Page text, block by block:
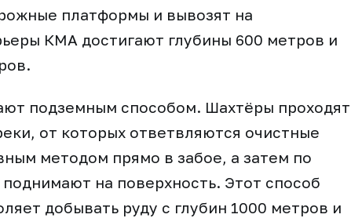
платформы и вывозят на
КМА достигают глубины 600 метров и
подземным способом. Шахтёры проходят
от которых ответвляются очистные
методом прямо в забое, а затем по
на поверхность. Этот способ
добывать руду с глубин 1000 метров и